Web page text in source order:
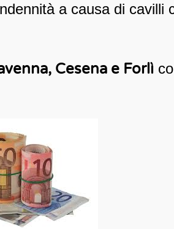
a causa di cavilli
Cesena e Forlì